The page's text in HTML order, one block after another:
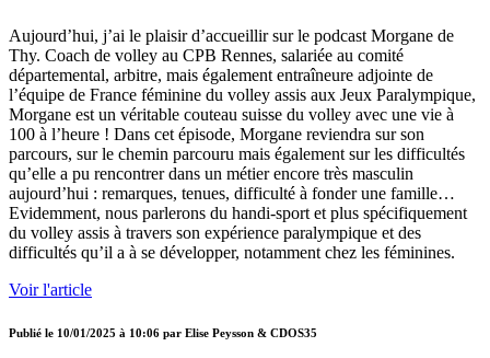
Aujourd’hui, j’ai le plaisir d’accueillir sur le podcast Morgane de
Thy. Coach de volley au CPB Rennes, salariée au comité
départemental, arbitre, mais également entraîneure adjointe de
l’équipe de France féminine du volley assis aux Jeux Paralympique,
Morgane est un véritable couteau suisse du volley avec une vie à
100 à l’heure ! Dans cet épisode, Morgane reviendra sur son
parcours, sur le chemin parcouru mais également sur les difficultés
qu’elle a pu rencontrer dans un métier encore très masculin
aujourd’hui : remarques, tenues, difficulté à fonder une famille…
Evidemment, nous parlerons du handi-sport et plus spécifiquement
du volley assis à travers son expérience paralympique et des
difficultés qu’il a à se développer, notamment chez les féminines.
Voir l'article
Publié le 10/01/2025 à 10:06 par Elise Peysson & CDOS35